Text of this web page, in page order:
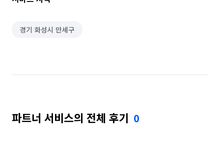
경기 화성시 만세구
파트너 서비스의 전체 후기 0